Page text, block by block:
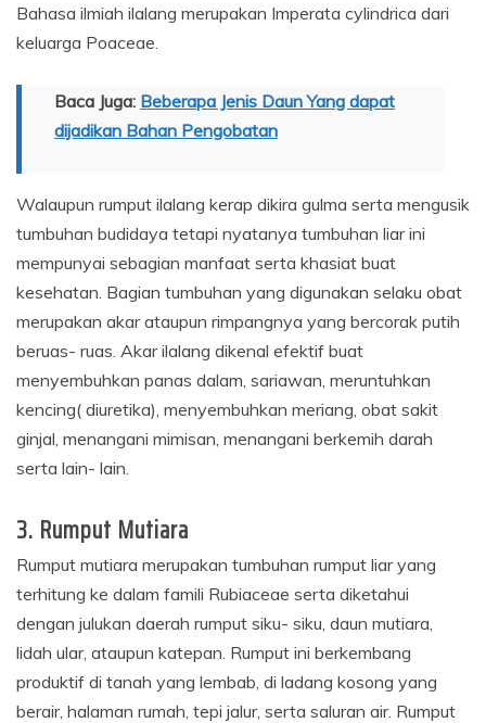
Bahasa ilmiah ilalang merupakan Imperata cylindrica dari
keluarga Poaceae.
Baca Juga: Beberapa Jenis Daun Yang dapat
dijadikan Bahan Pengobatan
Walaupun rumput ilalang kerap dikira gulma serta mengusik
tumbuhan budidaya tetapi nyatanya tumbuhan liar ini
mempunyai sebagian manfaat serta khasiat buat
kesehatan. Bagian tumbuhan yang digunakan selaku obat
merupakan akar ataupun rimpangnya yang bercorak putih
beruas- ruas. Akar ilalang dikenal efektif buat
menyembuhkan panas dalam, sariawan, meruntuhkan
kencing( diuretika), menyembuhkan meriang, obat sakit
ginjal, menangani mimisan, menangani berkemih darah
serta lain- lain.
3. Rumput Mutiara
Rumput mutiara merupakan tumbuhan rumput liar yang
terhitung ke dalam famili Rubiaceae serta diketahui
dengan julukan daerah rumput siku- siku, daun mutiara,
lidah ular, ataupun katepan. Rumput ini berkembang
produktif di tanah yang lembab, di ladang kosong yang
berair, halaman rumah, tepi jalur, serta saluran air. Rumput